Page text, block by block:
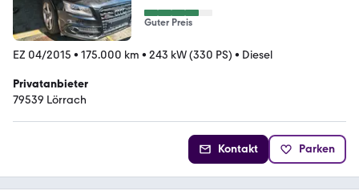
Guter Preis
EZ 04/2015 • 175.000 km • 243 kW (330 PS) • Diesel
Privatanbieter
79539 Lörrach
Kontakt Parken